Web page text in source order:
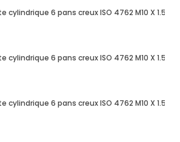
cylindrique 6 pans creux ISO 4762 M10 X 1.50 X
cylindrique 6 pans creux ISO 4762 M10 X 1.50 X
cylindrique 6 pans creux ISO 4762 M10 X 1.50 X